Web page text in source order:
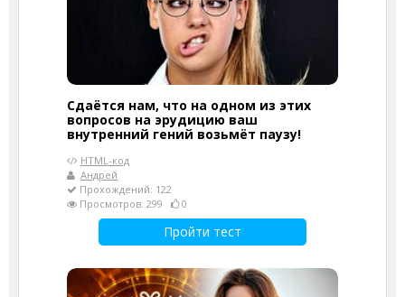
Сдаётся нам, что на одном из этих
вопросов на эрудицию ваш
внутренний гений возьмёт паузу!
HTML-код
Андрей
Прохождений: 122
Просмотров: 299
0
Пройти тест